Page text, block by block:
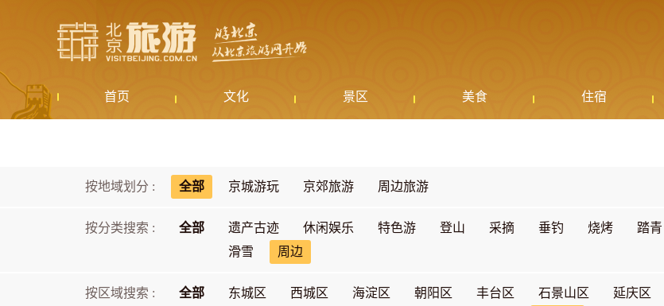
首页 文化 景区 美食 住宿
按地域划分 : 全部 京城游玩 京郊旅游 周边旅游
按分类搜索 : 全部 遗产古迹 休闲娱乐 特色游 登山 采摘 垂钓 烧烤 踏青
滑雪
周边
按区域搜索 : 全部 东城区 西城区 海淀区 朝阳区 丰台区 石景山区 延庆区